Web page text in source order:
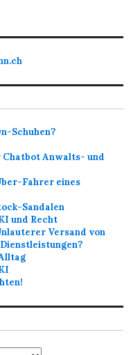
Schuhen?
Anwalts- und
Fahrer eines
Sandalen
und Recht
Versand von